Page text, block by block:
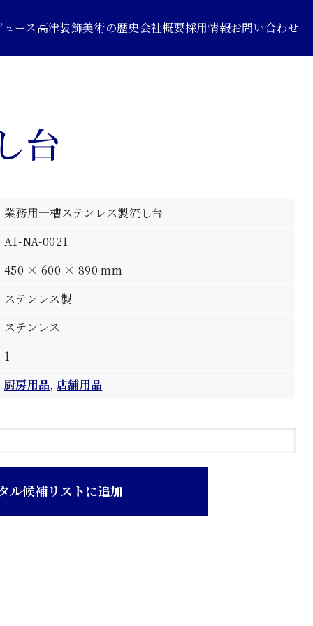
ース高津装飾美術の歴史会社概要採用情報お問い合わせ
台
業務用一槽ステンレス製流し台
A1-NA-0021
450 × 600 × 890 mm
ステンレス製
ステンレス
1
厨房用品, 店舗用品
ル候補リストに追加